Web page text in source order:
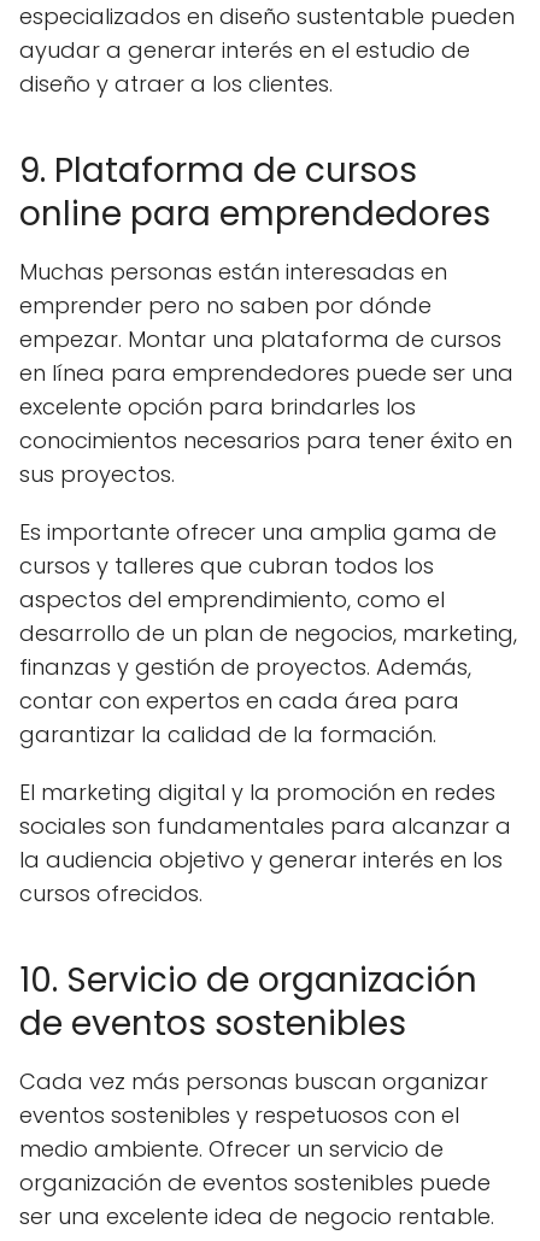
especializados en diseño sustentable pueden
ayudar a generar interés en el estudio de
diseño y atraer a los clientes.
9. Plataforma de cursos
online para emprendedores
Muchas personas están interesadas en
emprender pero no saben por dónde
empezar. Montar una plataforma de cursos
en línea para emprendedores puede ser una
excelente opción para brindarles los
conocimientos necesarios para tener éxito en
sus proyectos.
Es importante ofrecer una amplia gama de
cursos y talleres que cubran todos los
aspectos del emprendimiento, como el
desarrollo de un plan de negocios, marketing,
finanzas y gestión de proyectos. Además,
contar con expertos en cada área para
garantizar la calidad de la formación.
El marketing digital y la promoción en redes
sociales son fundamentales para alcanzar a
la audiencia objetivo y generar interés en los
cursos ofrecidos.
10. Servicio de organización
de eventos sostenibles
Cada vez más personas buscan organizar
eventos sostenibles y respetuosos con el
medio ambiente. Ofrecer un servicio de
organización de eventos sostenibles puede
ser una excelente idea de negocio rentable.